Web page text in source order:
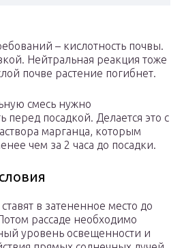
– кислотность почвы.
Нейтральная реакция тоже
почве растение погибнет.
смесь нужно
посадкой. Делается это с
марганца, которым
чем за 2 часа до посадки.
в затененное место до
рассаде необходимо
уровень освещенности и